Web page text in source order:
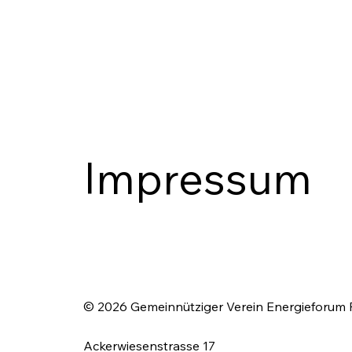
Impressum
© 2026 Gemeinnütziger Verein Energieforum
Ackerwiesenstrasse 17